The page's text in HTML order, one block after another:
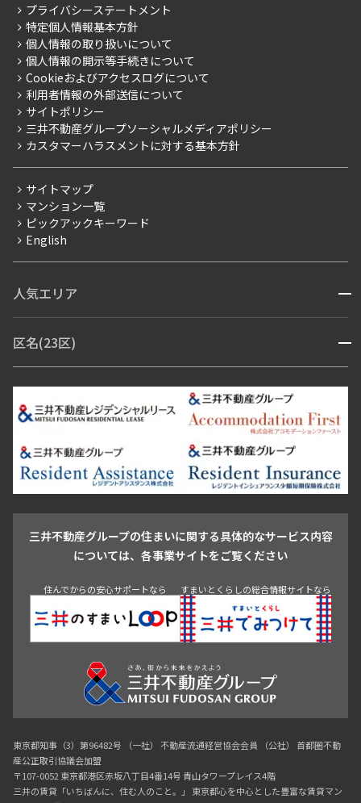
より詳細な絞り込み
建物施設やお部屋の設備、方位、階数などの絞り込みが
できます
351
お部屋を再検索
こだわりから探す
こだわり一覧
プレミアムマンション
新築
当社限定（港区・渋谷区）
当社限定（港区・渋谷区以外）
三井不動産企画
賃料改定
フリーレント
ペット可
ブランドマンション
ご入居・提携サービス
お部屋探しからご契約まで
よくあるご質問
社宅紹介
【仲介会社様向け】当社仲介事業部取り扱い物件入居申込
会社情報
事業案内
採用情報
ニュースリリース
お問い合わせ
プライバシーステートメント
特定個人情報基本方針
個人情報の取り扱いについて
個人情報の開示等手続きについて
Cookieおよびアクセスログについて
利用者情報の外部送信について
サイトポリシー
三井不動産グループソーシャルメディアポリシー
カスタマーハラスメントに対する基本方針
サイトマップ
マンション一覧
ピックアックキーワード
English
人気エリア 開閉
青山・表参道・原宿
市ヶ谷・神楽坂・飯田橋
三田・芝・浜松町
芝浦・汐留・品川
月島・勝どき・豊洲
本郷・春日・小石川
目白・高田馬場・早稲田
池尻大橋・三軒茶屋
祐天寺・学芸大学・自由が丘
駒沢・用賀・二子玉川
成城・砧
池袋・板橋・王子
青山 渋谷 東京・大手町 新宿 品川
目黒・中目黒
区名(23区) 開閉
江東区 台東区 墨田区
中野区
豊島区
杉並区 板橋区 練馬区 荒川区
足立区
葛飾区
江戸川区
三井不動産グループの住まいに関する具体的なサービス内容
については、各事業サイトをご覧ください
住んでからの安心サポートなら すまいとくらしの総合情報サイトなら
東京都知事（3）第96482号 （一社） 不動産流通経営協会会員 （公社） 首都圏不動
産公正取引協議会加盟
〒107-0052 東京都港区赤坂八丁目4番14号 青山タワープレイス4階
三井の賃貸「いちばんに、住む人のこと。」 東京都心を中心とした豊富な賃貸マン